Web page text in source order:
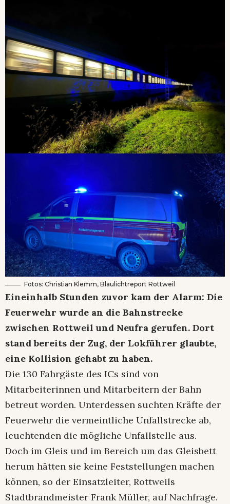
Fotos: Christian Klemm, Blaulichtreport Rottweil
Eineinhalb Stunden zuvor kam der Alarm: Die
Feuerwehr wurde an die Bahnstrecke
zwischen Rottweil und Neufra gerufen. Dort
stand bereits der Zug, der Lokführer glaubte,
eine Kollision gehabt zu haben.
Die 130 Fahrgäste des ICs sind von
Mitarbeiterinnen und Mitarbeitern der Bahn
betreut worden. Unterdessen suchten Kräfte der
Feuerwehr die vermeintliche Unfallstrecke ab,
leuchtenden die mögliche Unfallstelle aus.
Doch im Gleis und im Bereich um das Gleisbett
herum hätten sie keine Feststellungen machen
können, so der Einsatzleiter, Rottweils
Stadtbrandmeister Frank Müller, auf Nachfrage.